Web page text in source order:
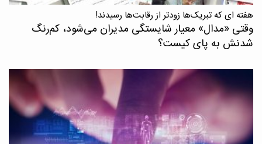
هفته ای که تبریک‌ها زودتر از رقابت‌ها رسیدند!
وقتی «مدال‌» معیار شایستگی مدیران می‌شود، کم‌رنگ
شدنش به پای کیست؟